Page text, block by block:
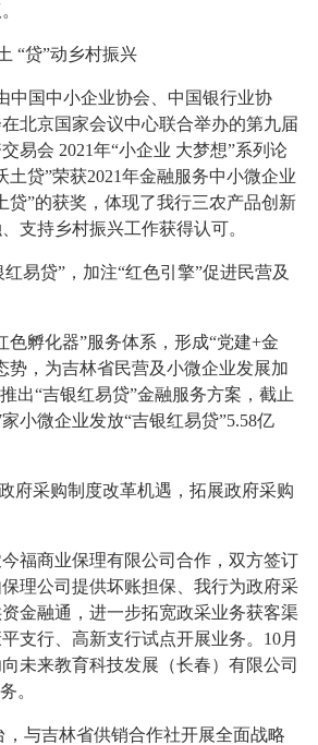
“贷”动乡村振兴
国中小企业协会、中国银行业协
北京国家会议中心联合举办的第九届
易会 2021年“小企业 大梦想”系列论
土贷”荣获2021年金融服务中小微企业
贷”的获奖，体现了我行三农产品创新
支持乡村振兴工作获得认可。
贷”，加注“红色引擎”促进民营及
孵化器”服务体系，形成“党建+金
势，为吉林省民营及小微企业发展加
出“吉银红易贷”金融服务方案，截止
小微企业发放“吉银红易贷”5.58亿
采购制度改革机遇，拓展政府采购
商业保理有限公司合作，双方签订
理公司提供坏账担保、我行为政府采
金融通，进一步拓宽政采业务获客渠
支行、高新支行试点开展业务。10月
未来教育科技发展（长春）有限公司
。
与吉林省供销合作社开展全面战略